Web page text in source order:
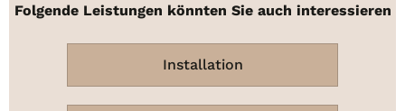
Folgende Leistungen könnten Sie auch interessieren
Installation